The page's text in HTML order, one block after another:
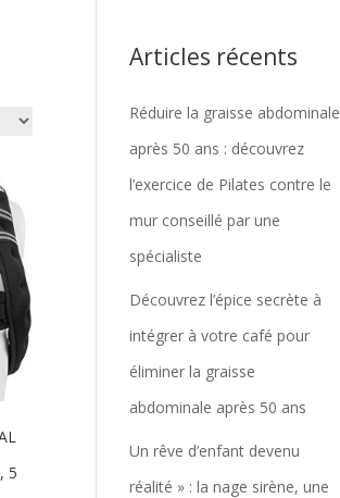
5
Articles récents
Réduire la graisse abdominale
après 50 ans : découvrez
l’exercice de Pilates contre le
mur conseillé par une
spécialiste
Découvrez l’épice secrète à
intégrer à votre café pour
éliminer la graisse
abdominale après 50 ans
Un rêve d’enfant devenu
réalité » : la nage sirène, une